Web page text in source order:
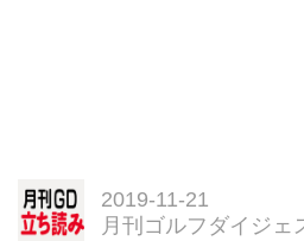
2019-11-21
月刊ゴルフダイジェ